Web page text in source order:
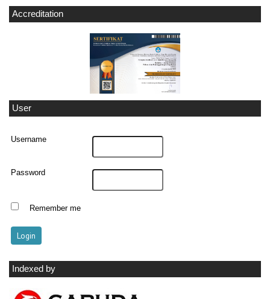
Accreditation
User
Username
Password
Remember me
Indexed by